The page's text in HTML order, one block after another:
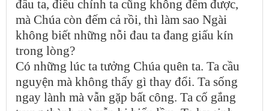
đầu ta, điều chính ta cũng không đếm được,
mà Chúa còn đếm cả rồi, thì làm sao Ngài
không biết những nỗi đau ta đang giấu kín
trong lòng?
Có những lúc ta tưởng Chúa quên ta. Ta cầu
nguyện mà không thấy gì thay đổi. Ta sống
ngay lành mà vẫn gặp bất công. Ta cố gắng